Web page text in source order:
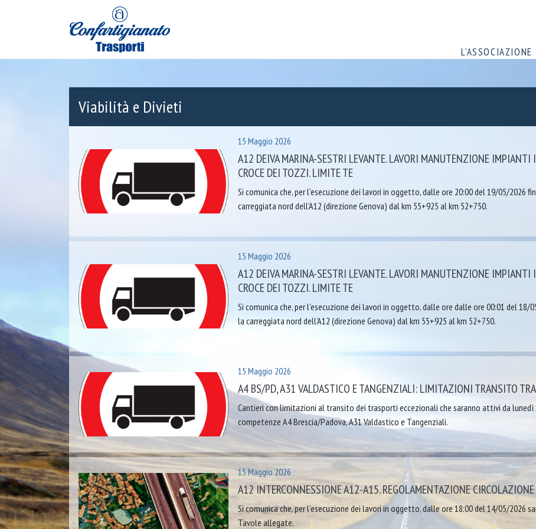
L’ASSOCIAZIONE
Viabilità e Divieti
15 Maggio 2026
A12 DEIVA MARINA-SESTRI LEVANTE. LAVORI MANUTENZIONE
CROCE DEI TOZZI. LIMITE TE
Si comunica che, per l’esecuzione dei lavori in oggetto, dalle ore 20:00 del 19/05/2026
carreggiata nord dell’A12 (direzione Genova) dal km 55+925 al km 52+750.
15 Maggio 2026
A12 DEIVA MARINA-SESTRI LEVANTE. LAVORI MANUTENZIONE
CROCE DEI TOZZI. LIMITE TE
Si comunica che, per l’esecuzione dei lavori in oggetto, dalle ore dalle ore 00:01 del
la carreggiata nord dell’A12 (direzione Genova) dal km 55+925 al km 52+750.
15 Maggio 2026
A4 BS/PD, A31 VALDASTICO E TANGENZIALI: LIMITAZIONI TRANSITO
Cantieri con limitazioni al transito dei trasporti eccezionali che saranno attivi da lunedì
competenze A4 Brescia/Padova, A31 Valdastico e Tangenziali.
15 Maggio 2026
A12 INTERCONNESSIONE A12-A15. REGOLAMENTAZIONE
Si comunica che, per l’esecuzione dei lavori in oggetto, dalle ore 18:00 del 14/05/2026
Tavole allegate.